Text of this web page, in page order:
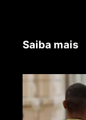
Saiba mais